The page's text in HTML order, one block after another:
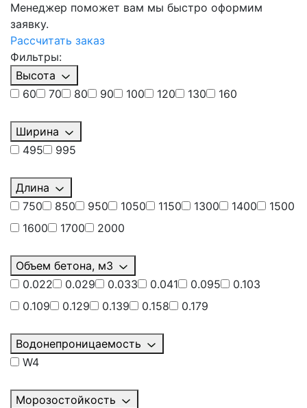
Менеджер поможет вам мы быстро оформим
заявку.
Рассчитать заказ
Фильтры:
Высота
60
70 80 90 100 120 130 160
Ширина
495
995
Длина
750
850 950 1050 1150 1300 1400
1500
1600
1700 2000
Объем бетона, м3
0.022
0.029 0.033 0.041 0.095
0.103
0.109
0.129 0.139 0.158 0.179
Водонепроницаемость
W4
Морозостойкость